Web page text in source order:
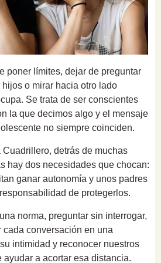
poner límites, dejar de preguntar
o mirar hacia otro lado
Se trata de ser conscientes
la que decimos algo y el mensaje
no siempre coinciden.
detrás de muchas
hay dos necesidades que chocan:
ganar autonomía y unos padres
de protegerlos.
norma, preguntar sin interrogar,
conversación en una
intimidad y reconocer nuestros
ayudar a acortar esa distancia.